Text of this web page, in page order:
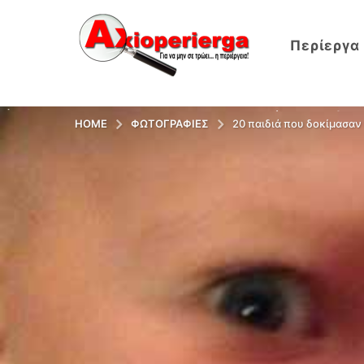
Περίεργα
HOME ΦΩΤΟΓΡΑΦΊΕΣ 20 παιδιά που